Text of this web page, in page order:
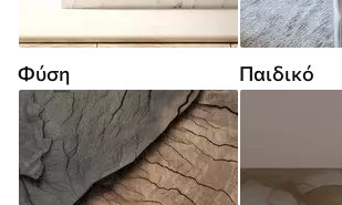
Φύση Παιδικό